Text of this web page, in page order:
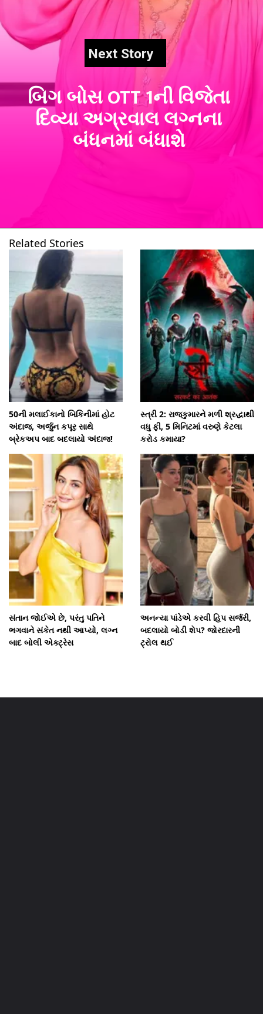
બિગ બોસ OTT 1ની વિજેતા
દિવ્યા અગ્રવાલ લગ્નના
બંધનમાં બંધાશે
Next Story
ખુલી રહ્યું છે
Related Stories
50ની મલાઈકાનો બિકિનીમાં હોટ
અંદાજ, અર્જુન કપૂર સાથે
બ્રેકઅપ બાદ બદલાયો અંદાજ!
સ્ત્રી 2: રાજકુમારને મળી શ્રદ્ધાથી
વધુ ફી, 5 મિનિટમાં વરુણે કેટલા
કરોડ કમાયા?
સંતાન જોઈએ છે, પરંતુ પતિને
ભગવાને સંકેત નથી આપ્યો, લગ્ન
બાદ બોલી એક્ટ્રેસ
અનન્યા પાંડેએ કરવી હિપ સર્જરી,
બદલાયો બોડી શેપ? જોરદારની
ટ્રોલ થઈ